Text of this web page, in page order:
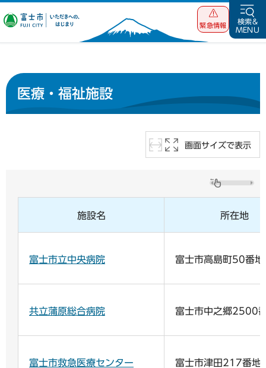
富士市 いただ
緊急情報
検索&
MENU
医療・福祉施設
画面サイズで表示
施設名 所在地
富士市立中央病院 富士市高島町50番地
共立蒲原総合病院 富士市中之郷2500
富士市救急医療センター 富士市津田217番地